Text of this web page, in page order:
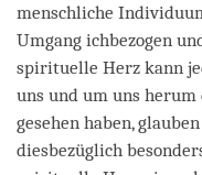
menschliche
Umgang ichbezogen
spirituelle Herz kann
uns und um uns
gesehen haben,
diesbezüglich